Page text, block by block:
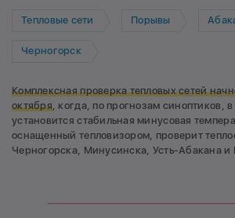
Тепловые сети Порывы
Черногорск
Комплексная проверка тепловых сетей
октября, когда, по прогнозам синоптиков,
установится стабильная минусовая
оснащенный тепловизором, проверит
Черногорска, Минусинска, Усть-Абакана и